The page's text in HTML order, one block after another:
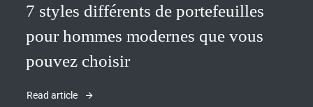
7 styles différents de portefeuilles
pour hommes modernes que vous
pouvez choisir
Read article